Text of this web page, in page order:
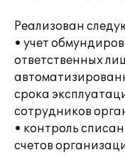
Реализован
• учет
ответственных
срока
сотрудников
• контроль
счетов